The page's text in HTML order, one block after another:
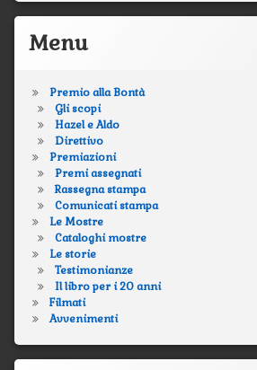
Menu
Premio alla Bontà
Gli scopi
Hazel e Aldo
Direttivo
Premiazioni
Premi assegnati
Rassegna stampa
Comunicati stampa
Le Mostre
Cataloghi mostre
Le storie
Testimonianze
Il libro per i 20 anni
Filmati
Avvenimenti